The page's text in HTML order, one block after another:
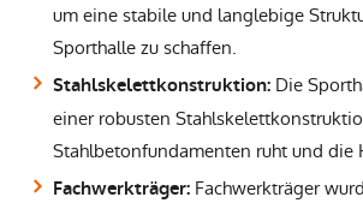
um eine stabile und langlebige
Sporthalle zu schaffen.
Stahlskelettkonstruktion: Die
einer robusten
Stahlbetonfundamenten ruht und die
Fachwerkträger: Fachwerkträger